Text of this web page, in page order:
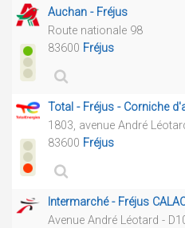
Auchan - Fréjus
Route nationale 98
83600 Fréjus
Total - Fréjus - Corniche
1803, avenue André
83600 Fréjus
Intermarché - Fréjus
Avenue André Léotard -